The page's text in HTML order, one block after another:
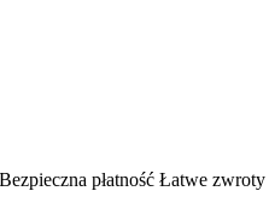
Bezpieczna płatność Łatwe zwroty